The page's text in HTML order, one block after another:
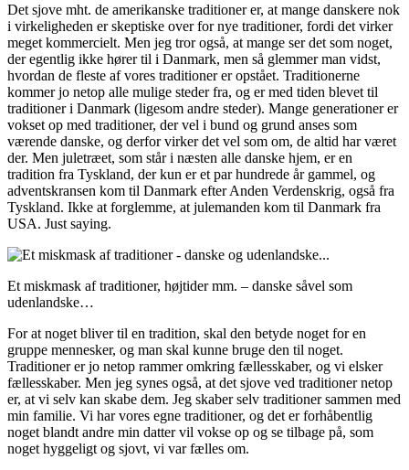
Det sjove mht. de amerikanske traditioner er, at mange danskere nok
i virkeligheden er skeptiske over for nye traditioner, fordi det virker
meget kommercielt. Men jeg tror også, at mange ser det som noget,
der egentlig ikke hører til i Danmark, men så glemmer man vidst,
hvordan de fleste af vores traditioner er opstået. Traditionerne
kommer jo netop alle mulige steder fra, og er med tiden blevet til
traditioner i Danmark (ligesom andre steder). Mange generationer er
vokset op med traditioner, der vel i bund og grund anses som
værende danske, og derfor virker det vel som om, de altid har været
der. Men juletræet, som står i næsten alle danske hjem, er en
tradition fra Tyskland, der kun er et par hundrede år gammel, og
adventskransen kom til Danmark efter Anden Verdenskrig, også fra
Tyskland. Ikke at forglemme, at julemanden kom til Danmark fra
USA. Just saying.
Et miskmask af traditioner, højtider mm. – danske såvel som
udenlandske…
For at noget bliver til en tradition, skal den betyde noget for en
gruppe mennesker, og man skal kunne bruge den til noget.
Traditioner er jo netop rammer omkring fællesskaber, og vi elsker
fællesskaber. Men jeg synes også, at det sjove ved traditioner netop
er, at vi selv kan skabe dem. Jeg skaber selv traditioner sammen med
min familie. Vi har vores egne traditioner, og det er forhåbentlig
noget blandt andre min datter vil vokse op og se tilbage på, som
noget hyggeligt og sjovt, vi var fælles om.